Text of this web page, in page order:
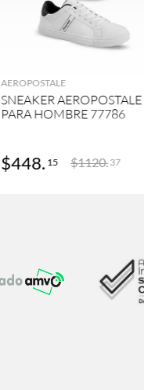
AGREGAR
AEROPOSTALE
SNEAKER AEROPOSTALE
PARA HOMBRE 77786
$448. 15 $1120. 37